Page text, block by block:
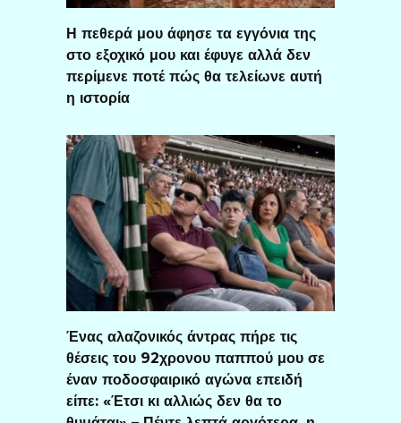
Η πεθερά μου άφησε τα εγγόνια της
στο εξοχικό μου και έφυγε αλλά δεν
περίμενε ποτέ πώς θα τελείωνε αυτή
η ιστορία
Ένας αλαζονικός άντρας πήρε τις
θέσεις του 92χρονου παππού μου σε
έναν ποδοσφαιρικό αγώνα επειδή
είπε: «Έτσι κι αλλιώς δεν θα το